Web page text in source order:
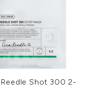
Shot 300 2-